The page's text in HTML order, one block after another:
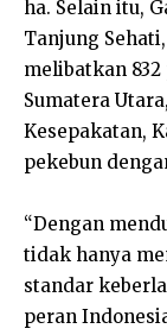
ha. Selain itu,
Tanjung
melibatkan 832
Sumatera
Kesepakatan,
pekebun
“Dengan
tidak hanya
standar
peran